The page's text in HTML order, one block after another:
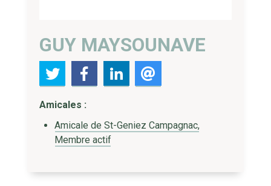
GUY MAYSOUNAVE
Amicales :
Amicale de St-Geniez Campagnac,
Membre actif